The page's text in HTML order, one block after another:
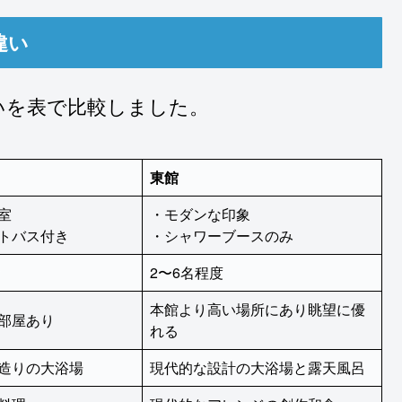
い
表で比較しました。
東館
バス付き
・モダンな印象
・シャワーブースのみ
2〜6名程度
屋あり
本館より高い場所にあり眺望に優
れる
りの大浴場
現代的な設計の大浴場と露天風呂